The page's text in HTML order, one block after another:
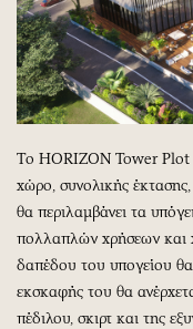
Tο HORIZON Tower Plot
χώρο, συνολικής
θα περιλαμβάνει τα
πολλαπλών χρήσεων και
δαπέδου του υπογείου
εκσκαφής του θα
πέδιλου, σκιρτ και της